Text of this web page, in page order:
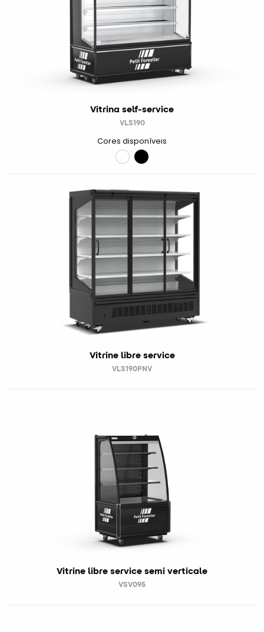
Vitrina self-service
VLS190
Cores disponíveis
Vitrine libre service
VLS190PNV
Vitrine libre service semi verticale
VSV095